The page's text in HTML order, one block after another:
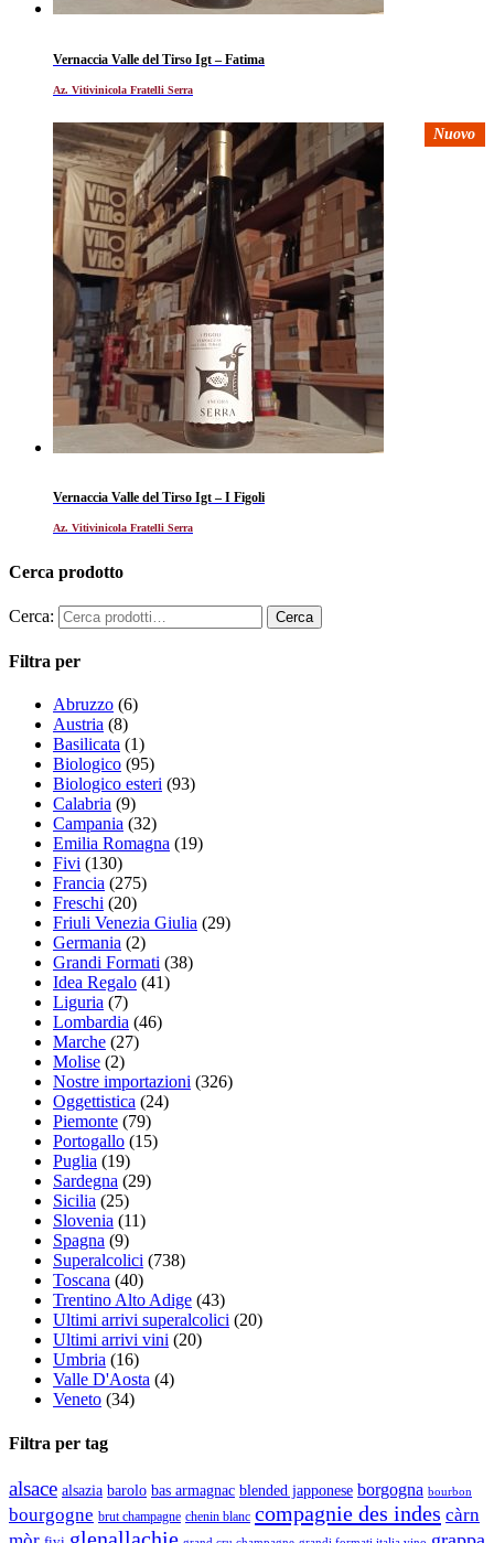
Vernaccia Valle del Tirso Igt – Fatima
Az. Vitivinicola Fratelli Serra
Nuovo
Vernaccia Valle del Tirso Igt – I Figoli
Az. Vitivinicola Fratelli Serra
Cerca prodotto
Cerca:
Filtra per
Abruzzo (6)
Austria (8)
Basilicata (1)
Biologico (95)
Biologico esteri (93)
Calabria (9)
Campania (32)
Emilia Romagna (19)
Fivi (130)
Francia (275)
Freschi (20)
Friuli Venezia Giulia (29)
Germania (2)
Grandi Formati (38)
Idea Regalo (41)
Liguria (7)
Lombardia (46)
Marche (27)
Molise (2)
Nostre importazioni (326)
Oggettistica (24)
Piemonte (79)
Portogallo (15)
Puglia (19)
Sardegna (29)
Sicilia (25)
Slovenia (11)
Spagna (9)
Superalcolici (738)
Toscana (40)
Trentino Alto Adige (43)
Ultimi arrivi superalcolici (20)
Ultimi arrivi vini (20)
Umbria (16)
Valle D'Aosta (4)
Veneto (34)
Filtra per tag
alsace alsazia barolo bas armagnac blended japponese borgogna bourbon
bourgogne brut champagne chenin blanc compagnie des indes càrn